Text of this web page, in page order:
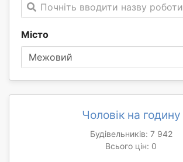
Почніть вводити назву роботи
Місто
Межовий
Чоловік на годину
Будівельників: 7 942
Всього цін: 0